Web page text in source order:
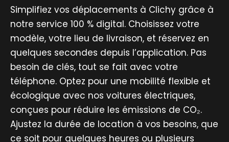
Simplifiez vos déplacements à Clichy grâce à
notre service 100 % digital. Choisissez votre
modèle, votre lieu de livraison, et réservez en
quelques secondes depuis l’application. Pas
besoin de clés, tout se fait avec votre
téléphone. Optez pour une mobilité flexible et
écologique avec nos voitures électriques,
conçues pour réduire les émissions de CO₂.
Ajustez la durée de location à vos besoins, que
ce soit pour quelques heures ou plusieurs